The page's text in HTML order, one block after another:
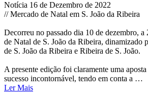
Notícia 16 de Dezembro de 2022
// Mercado de Natal em S. João da Ribeira
Decorreu no passado dia 10 de dezembro, a
de Natal de S. João da Ribeira, dinamizado
de S. João da Ribeira e Ribeira de S. João.
A presente edição foi claramente uma
sucesso incontornável, tendo em conta a …
Ler Mais